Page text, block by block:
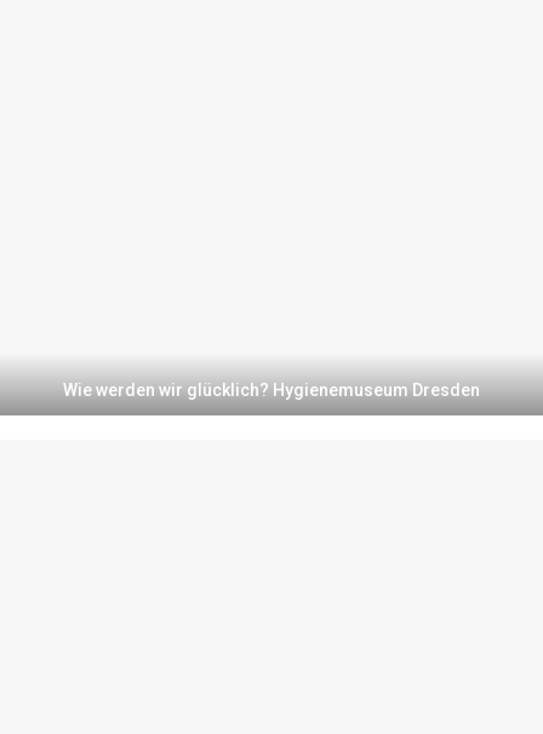
Wie werden wir glücklich? Hygienemuseum Dresden